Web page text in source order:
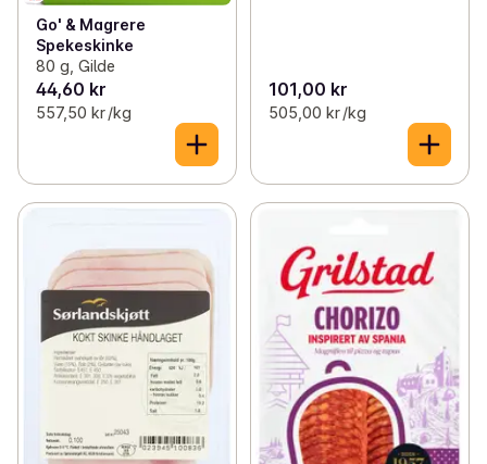
Go' & Magrere
Spekeskinke
80 g, Gilde
44,60 kr
557,50 kr /kg
101,00 kr
505,00 kr /kg